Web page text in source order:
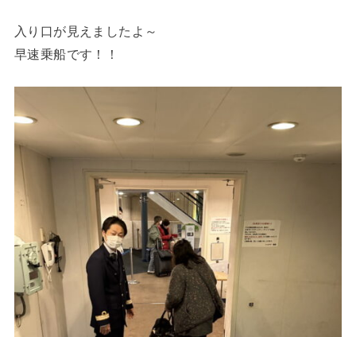
入り口が見えましたよ～
早速乗船です！！